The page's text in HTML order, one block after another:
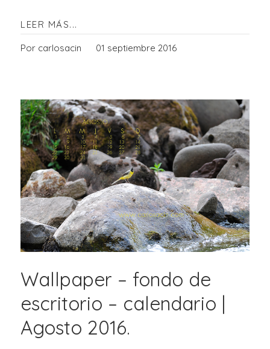
LEER MÁS...
Por carlosacin 01 septiembre 2016
Wallpaper – fondo de
escritorio – calendario |
Agosto 2016.